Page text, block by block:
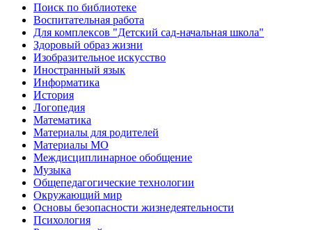
Поиск по библиотеке
Воспитательная работа
Для комплексов "Детский сад-начальная школа"
Здоровый образ жизни
Изобразительное искусство
Иностранный язык
Информатика
История
Логопедия
Математика
Материалы для родителей
Материалы МО
Междисциплинарное обобщение
Музыка
Общепедагогические технологии
Окружающий мир
Основы безопасности жизнедеятельности
Психология